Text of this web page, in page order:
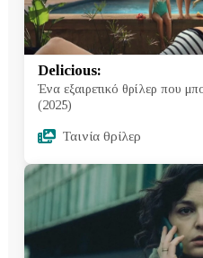
Delicious:
Ένα εξαιρετικό θρίλερ που
(2025)
Ταινία θρίλερ